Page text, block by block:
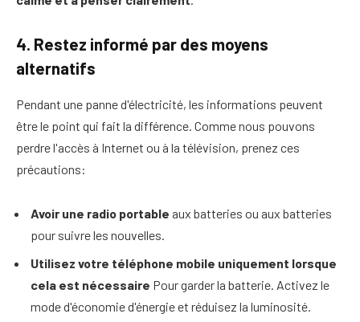
4. Restez informé par des moyens
alternatifs
Pendant une panne d'électricité, les informations peuvent
être le point qui fait la différence. Comme nous pouvons
perdre l'accès à Internet ou à la télévision, prenez ces
précautions:
Avoir une radio portable aux batteries ou aux batteries
pour suivre les nouvelles.
Utilisez votre téléphone mobile uniquement lorsque
cela est nécessaire Pour garder la batterie. Activez le
mode d'économie d'énergie et réduisez la luminosité.